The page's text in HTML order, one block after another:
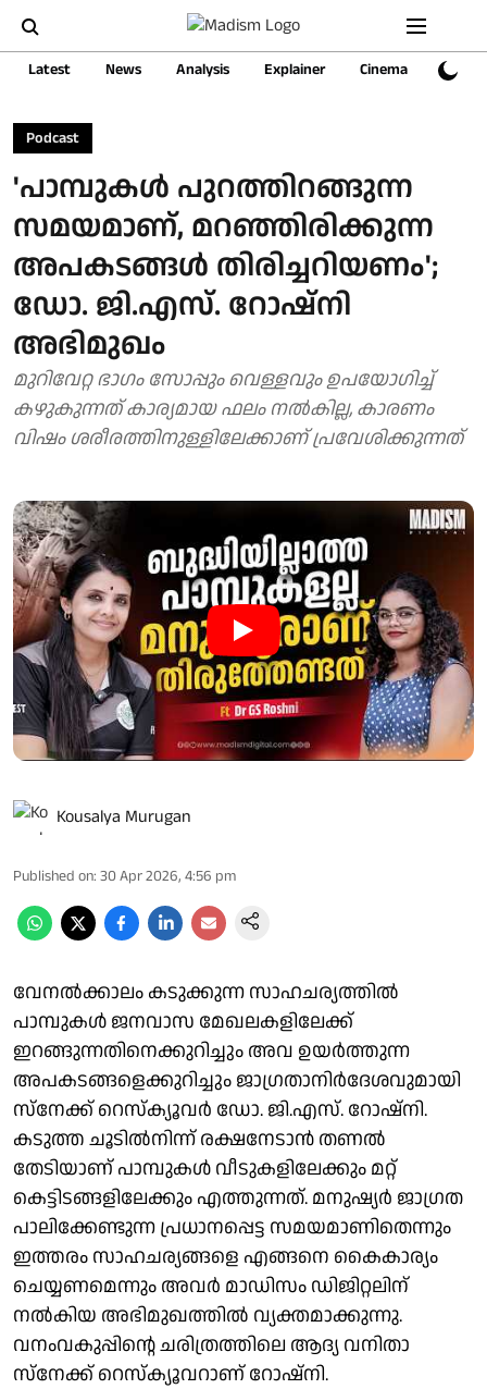
Latest News Analysis Explainer Cinema Sports
Podcast
'പാമ്പുകള്‍ പുറത്തിറങ്ങുന്ന
സമയമാണ്, മറഞ്ഞിരിക്കുന്ന
അപകടങ്ങള്‍ തിരിച്ചറിയണം';
ഡോ. ജി.എസ്. റോഷ്നി
അഭിമുഖം
മുറിവേറ്റ ഭാഗം സോപ്പും വെള്ളവും ഉപയോഗിച്ച്
കഴുകുന്നത് കാര്യമായ ഫലം നൽകില്ല, കാരണം
വിഷം ശരീരത്തിനുള്ളിലേക്കാണ് പ്രവേശിക്കുന്നത്
Kousalya Murugan
Published on: 30 Apr 2026, 4:56 pm
വേനൽക്കാലം കടുക്കുന്ന സാഹചര്യത്തിൽ
പാമ്പുകൾ ജനവാസ മേഖലകളിലേക്ക്
ഇറങ്ങുന്നതിനെക്കുറിച്ചും അവ ഉയർത്തുന്ന
അപകടങ്ങളെക്കുറിച്ചും ജാഗ്രതാനിർദേശവുമായി
സ്‌നേക്ക് റെസ്‌ക്യൂവര്‍ ഡോ. ജി.എസ്. റോഷ്നി.
കടുത്ത ചൂടിൽനിന്ന് രക്ഷനേടാൻ തണൽ
തേടിയാണ് പാമ്പുകൾ വീടുകളിലേക്കും മറ്റ്
കെട്ടിടങ്ങളിലേക്കും എത്തുന്നത്. മനുഷ്യർ ജാഗ്രത
പാലിക്കേണ്ടുന്ന പ്രധാനപ്പെട്ട സമയമാണിതെന്നും
ഇത്തരം സാഹചര്യങ്ങളെ എങ്ങനെ കൈകാര്യം
ചെയ്യണമെന്നും അവർ മാഡിസം ഡിജിറ്റലിന്
നൽകിയ അഭിമുഖത്തിൽ വ്യക്തമാക്കുന്നു.
വനംവകുപ്പിന്റെ ചരിത്രത്തിലെ ആദ്യ വനിതാ
സ്‌നേക്ക് റെസ്‌ക്യൂവറാണ് റോഷ്നി.